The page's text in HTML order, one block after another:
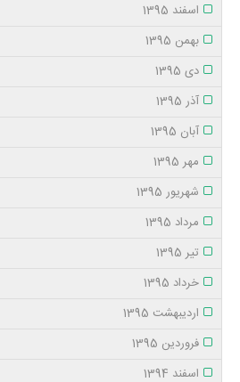
اسفند 1395
بهمن 1395
دی 1395
آذر 1395
آبان 1395
مهر 1395
شهریور 1395
مرداد 1395
تیر 1395
خرداد 1395
اردیبهشت 1395
فروردین 1395
اسفند 1394